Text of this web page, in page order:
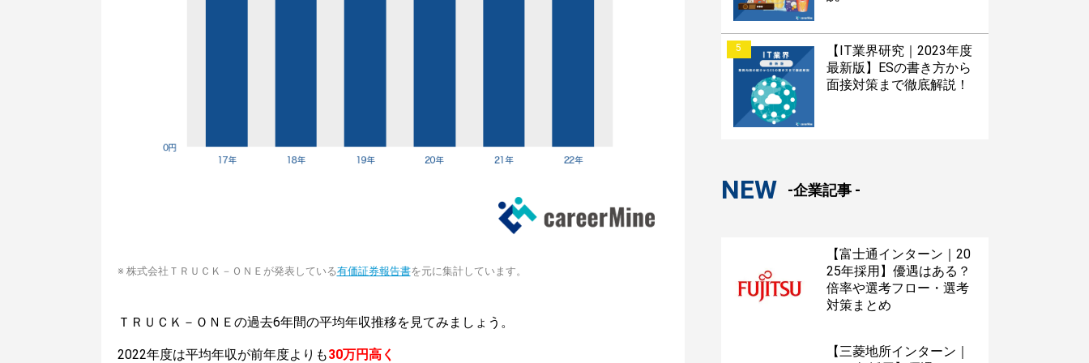
※ 株式会社ＴＲＵＣＫ－ＯＮＥが発表している有価証券報告書を元に集計しています。
ＴＲＵＣＫ－ＯＮＥの過去6年間の平均年収推移を見てみましょう。
2022年度は平均年収が前年度よりも30万円高く
5
【IT業界研究｜2023年度
最新版】ESの書き方から
面接対策まで徹底解説！
NEW -企業記事 -
【富士通インターン｜20
25年採用】優遇はある？
倍率や選考フロー・選考
対策まとめ
【三菱地所インターン｜